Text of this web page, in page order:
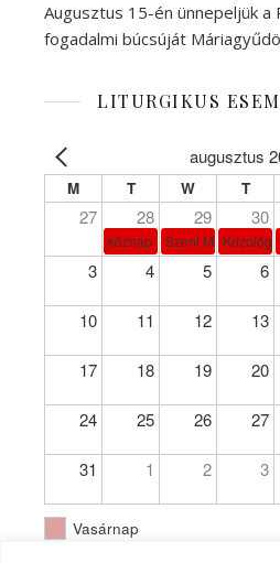
Augusztus 15-én ünnepeljük a
fogadalmi búcsúját
LITURGIKUS
augusztus
M T W T
27 28 29 30
köznap Szent Márta,Krizológ
3 4 5 6
10 11 12 13
17 18 19 20
24 25 26 27
31 1 2 3
Vasárnap